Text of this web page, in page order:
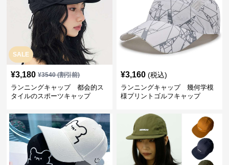
SALE
¥3,180 ¥3540(割引前)
ランニングキャップ 都会的ス
タイルのスポーツキャップ
¥3,160 (税込)
ランニングキャップ 幾何学模
様プリントゴルフキャップ